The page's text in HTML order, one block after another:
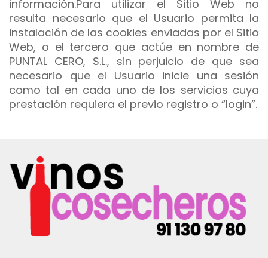
información.Para utilizar el Sitio Web no
resulta necesario que el Usuario permita la
instalación de las cookies enviadas por el Sitio
Web, o el tercero que actúe en nombre de
PUNTAL CERO, S.L. , sin perjuicio de que sea
necesario que el Usuario inicie una sesión
como tal en cada uno de los servicios cuya
prestación requiera el previo registro o “login”.